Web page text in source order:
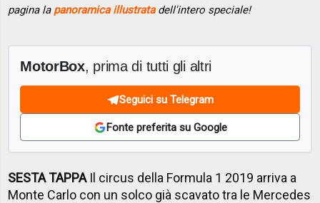
pagina la panoramica illustratadell'intero speciale!
MotorBox, prima di tutti gli altri
Seguici su Telegram
Fonte preferita su Google
SESTA TAPPAIl circus della Formula 1 2019 arriva a
Monte Carlo con un solco già scavato tra le Mercedes